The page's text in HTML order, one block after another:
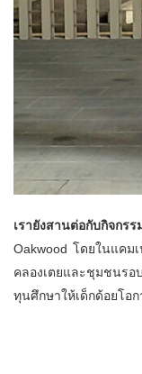
เรายังสานต่อกับกิจกร
Oakwood โดยในแคม
คลองเตยและชุมชนรอ
ทุนศึกษาให้เด็กด้อยโอก